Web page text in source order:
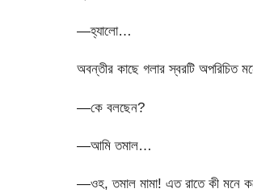
—হ্যালো…
অবন্তীর কাছে গলার স্বরটি অপরিচিত
—কে বলছেন?
—আমি তমাল…
—ওহ, তমাল মামা! এত রাতে কী মনে